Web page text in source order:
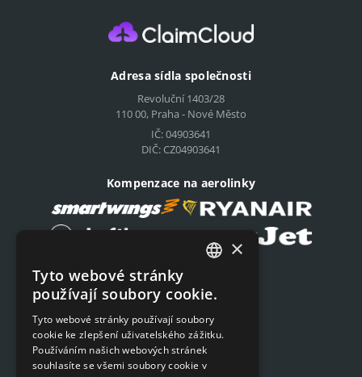
Adresa sídla společnosti
Revoluční 1403/28
110 00, Praha - Nové Město
IČ: 04903641
DIČ: CZ04903641
Kompenzace na aerolinky
Podat on-line žádost
Podat on-line žádost
Navigace
Ceník
SLOVAK
×
Tyto webové stránky
používají soubory cookie.
Tyto webové stránky používají soubory
cookie ke zlepšení uživatelského zážitku.
Používáním našich webových stránek
souhlasíte se všemi soubory cookie v